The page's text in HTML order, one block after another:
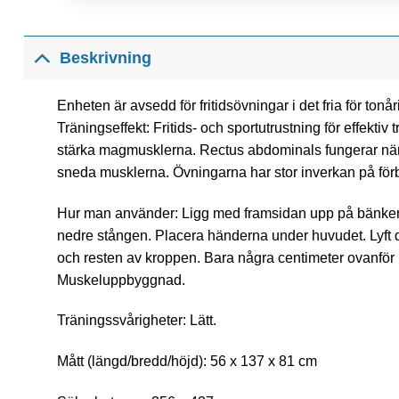
Beskrivning
Enheten är avsedd för fritidsövningar i det fria för
Träningseffekt: Fritids- och sportutrustning för
stärka magmusklerna. Rectus abdominals fungerar
sneda musklerna. Övningarna har stor inverkan på
Hur man använder: Ligg med framsidan upp på
nedre stången. Placera händerna under huvudet.
och resten av kroppen. Bara några centimeter
Muskeluppbyggnad.
Träningssvårigheter: Lätt.
Mått (längd/bredd/höjd): 56 x 137 x 81 cm